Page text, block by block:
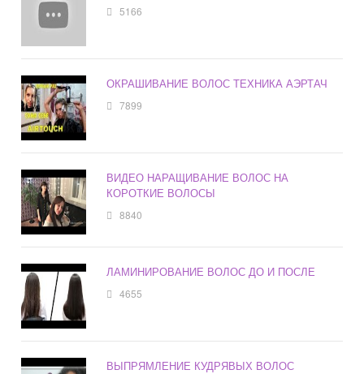
5166
ОКРАШИВАНИЕ ВОЛОС ТЕХНИКА АЭРТАЧ
7899
ВИДЕО НАРАЩИВАНИЕ ВОЛОС НА
КОРОТКИЕ ВОЛОСЫ
8840
ЛАМИНИРОВАНИЕ ВОЛОС ДО И ПОСЛЕ
4655
ВЫПРЯМЛЕНИЕ КУДРЯВЫХ ВОЛОС